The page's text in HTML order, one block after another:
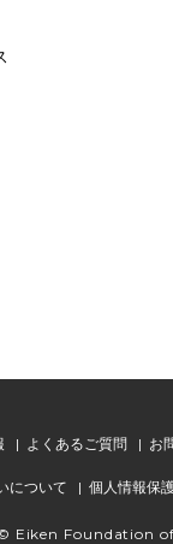
よくあるご質問 お
について 個人情報保
Eiken Foundation